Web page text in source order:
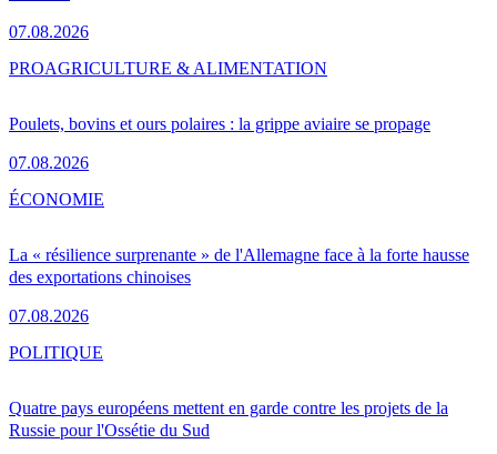
07.08.2026
Poulets, bovins et ours polaires : la grippe aviaire se propage
07.08.2026
PROAGRICULTURE & ALIMENTATION
La « résilience surprenante » de l'Allemagne face à la forte hausse
des exportations chinoises
07.08.2026
ÉCONOMIE
Quatre pays européens mettent en garde contre les projets de la
Russie pour l'Ossétie du Sud
POLITIQUE